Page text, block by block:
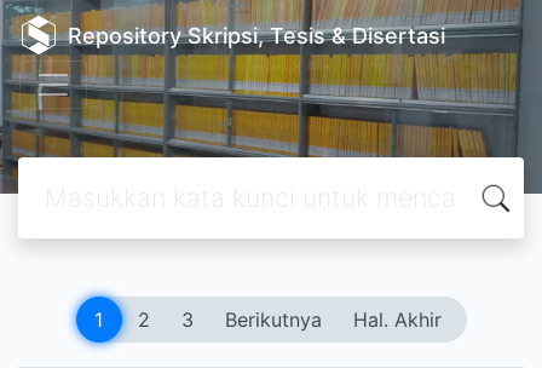
Repository Skripsi, Tesis & Disertasi
1 2 3 Berikutnya Hal. Akhir